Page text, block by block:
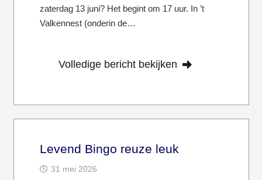
zaterdag 13 juni? Het begint om 17 uur. In ’t
Valkennest (onderin de…
Volledige bericht bekijken
Levend Bingo reuze leuk
31 mei 2026